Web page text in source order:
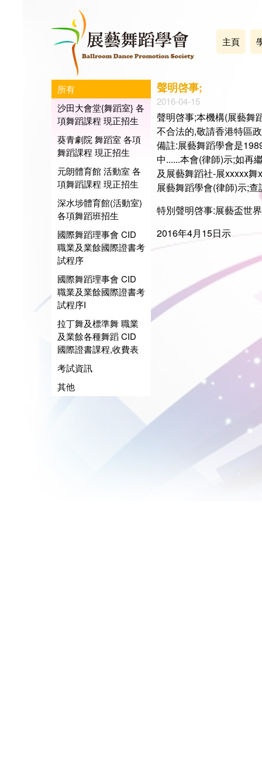
主頁
所有
沙田大會堂{舞蹈室} 各
項舞蹈課程 現正招生
葵青劇院 舞蹈室 各項
舞蹈課程 現正招生
元朗體育館 活動室 各
項舞蹈課程 現正招生
深水埗體育館(活動室)
各項舞蹈班招生
國際舞蹈理事會 CID
職業及業餘國際證書考
試程序
國際舞蹈理事會 CID
職業及業餘國際證書考
試程序I
拉丁舞及標準舞 職業
及業餘各種舞蹈 CID
國際證書課程,收費表
考試資訊
其他
聲明啓事;
2016-04-15
聲明啓事;本機構(展藝舞
不合法的,敬請香港特區
備註:展藝舞蹈學會是
中......本會(律師)示;如再
及展藝舞蹈社-展xxxxx
展藝舞蹈學會(律師)示;
特別聲明啓事:展藝盃世
2016年4月15日示